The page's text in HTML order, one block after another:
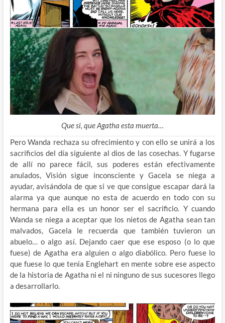
Que si, que Agatha esta muerta…
Pero Wanda rechaza su ofrecimiento y con ello se unirá a los
sacrificios del día siguiente al dios de las cosechas. Y fugarse
de allí no parece fácil, sus poderes están efectivamente
anulados, Visión sigue inconsciente y Gacela se niega a
ayudar, avisándola de que si ve que consigue escapar dará la
alarma ya que aunque no esta de acuerdo en todo con su
hermana para ella es un honor ser el sacrificio. Y cuando
Wanda se niega a aceptar que los nietos de Agatha sean tan
malvados, Gacela le recuerda que también tuvieron un
abuelo… o algo así. Dejando caer que ese esposo (o lo que
fuese) de Agatha era alguien o algo diabólico. Pero fuese lo
que fuese lo que tenia Englehart en mente sobre ese aspecto
de la historia de Agatha ni el ni ninguno de sus sucesores llego
a desarrollarlo.